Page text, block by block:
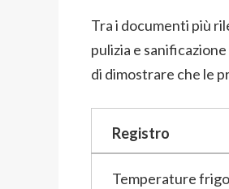
Tra i documenti più
pulizia e
di dimostrare che le
Registro
Temperature